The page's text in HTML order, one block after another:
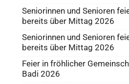
Seniorinnen und Senioren
bereits über Mittag 2026
Seniorinnen und Senioren
bereits über Mittag 2026
Feier in fröhlicher
Badi 2026